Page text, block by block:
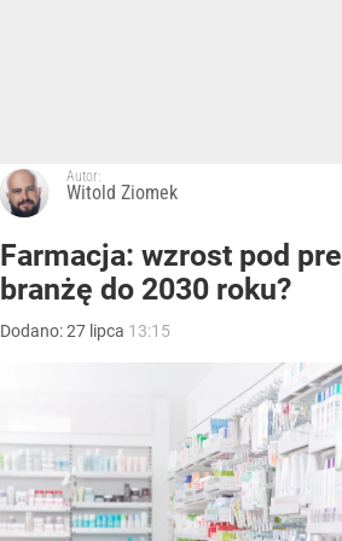
Autor:
Witold Ziomek
Farmacja: wzrost pod
branżę do 2030 roku?
Dodano:27 lipca 13:15